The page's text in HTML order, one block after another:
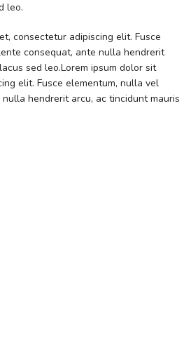
leo.
consectetur adipiscing elit. Fusce
consequat, ante nulla hendrerit
sed leo.Lorem ipsum dolor sit
elit. Fusce elementum, nulla vel
hendrerit arcu, ac tincidunt mauris